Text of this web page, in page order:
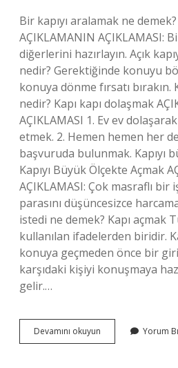
Bir kapıyı aralamak ne demek?
AÇIKLAMANIN AÇIKLAMASI:
diğerlerini hazırlayın. Açık
nedir? Gerektiğinde konuyu
konuya dönme fırsatı bırakın.
nedir? Kapı kapı dolaşmak
AÇIKLAMASI 1. Ev ev
etmek. 2. Hemen hemen her
başvuruda bulunmak. Kapıyı
Kapıyı Büyük Ölçekte Açmak
AÇIKLAMASI: Çok masraflı bir
parasını düşüncesizce
istedi ne demek? Kapı açmak
kullanılan ifadelerden biridir.
konuya geçmeden önce bir
karşıdaki kişiyi konuşmaya
gelir.…
Devamını okuyun
Aralamak
Yorum